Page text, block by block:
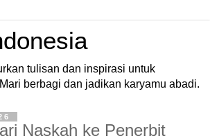
tulisan dan inspirasi untuk
berbagi dan jadikan karyamu abadi.
Naskah ke Penerbit